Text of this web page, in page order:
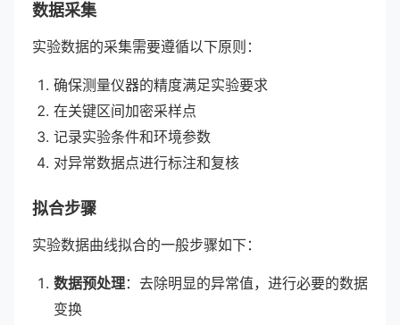
数据采集
实验数据的采集需要遵循以下原则：
确保测量仪器的精度满足实验要求
在关键区间加密采样点
记录实验条件和环境参数
对异常数据点进行标注和复核
拟合步骤
实验数据曲线拟合的一般步骤如下：
数据预处理：去除明显的异常值，进行必要的数据
变换